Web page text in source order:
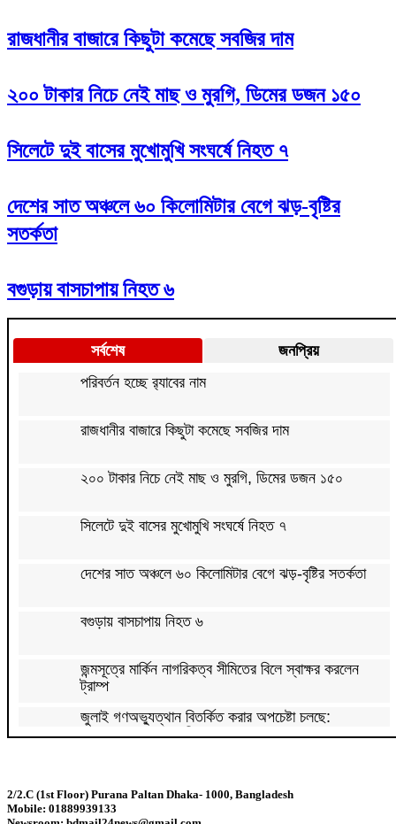
রাজধানীর বাজারে কিছুটা কমেছে সবজির দাম
২০০ টাকার নিচে নেই মাছ ও মুরগি, ডিমের ডজন ১৫০
সিলেটে দুই বাসের মুখোমুখি সংঘর্ষে নিহত ৭
দেশের সাত অঞ্চলে ৬০ কিলোমিটার বেগে ঝড়-বৃষ্টির
সতর্কতা
বগুড়ায় বাসচাপায় নিহত ৬
সর্বশেষ
জনপ্রিয়
পরিবর্তন হচ্ছে র‌্যাবের নাম
রাজধানীর বাজারে কিছুটা কমেছে সবজির দাম
২০০ টাকার নিচে নেই মাছ ও মুরগি, ডিমের ডজন ১৫০
সিলেটে দুই বাসের মুখোমুখি সংঘর্ষে নিহত ৭
দেশের সাত অঞ্চলে ৬০ কিলোমিটার বেগে ঝড়-বৃষ্টির সতর্কতা
বগুড়ায় বাসচাপায় নিহত ৬
জন্মসূত্রে মার্কিন নাগরিকত্ব সীমিতের বিলে স্বাক্ষর করলেন
ট্রাম্প
জুলাই গণঅভ্যুত্থান বিতর্কিত করার অপচেষ্টা চলছে:
সমাজকল্যাণ প্রতিমন্ত্রী
ঢাকাসহ ১০ অঞ্চলে ঝড়বৃষ্টির আভাস
2/2.C (1st Floor) Purana Paltan Dhaka- 1000, Bangladesh
Mobile: 01889939133